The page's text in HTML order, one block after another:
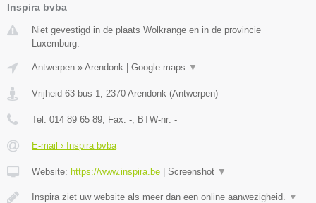
Inspira bvba
Niet gevestigd in de plaats Wolkrange en in de provincie
Luxemburg.
Antwerpen » Arendonk Google maps ▼
Vrijheid 63 bus 1 2370 Arendonk (Antwerpen)
Tel: 014 89 65 89 , Fax: - , BTW-nr: -
E-mail › Inspira bvba
Website: https://www.inspira.be Screenshot ▼
Inspira ziet uw website als meer dan een online aanwezigheid. ▼